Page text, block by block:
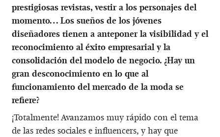
prestigiosas revistas, vestir a los personajes del
momento… Los sueños de los jóvenes
diseñadores tienen a anteponer la visibilidad y el
reconocimiento al éxito empresarial y la
consolidación del modelo de negocio. ¿Hay un
gran desconocimiento en lo que al
funcionamiento del mercado de la moda se
refiere?
¡Totalmente! Avanzamos muy rápido con el tema
de las redes sociales e influencers, y hay que